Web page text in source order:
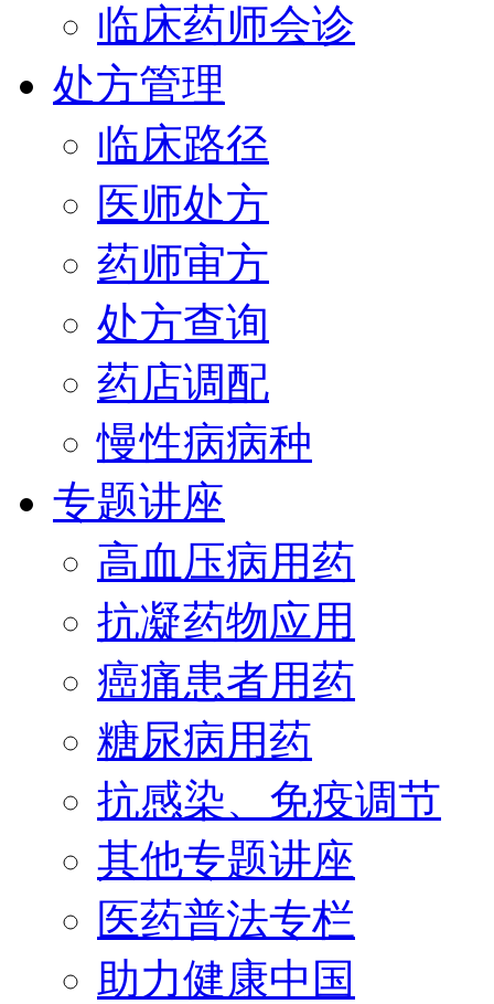
临床药师会诊
处方管理
临床路径
医师处方
药师审方
处方查询
药店调配
慢性病病种
专题讲座
高血压病用药
抗凝药物应用
癌痛患者用药
糖尿病用药
抗感染、免疫调节
其他专题讲座
医药普法专栏
助力健康中国